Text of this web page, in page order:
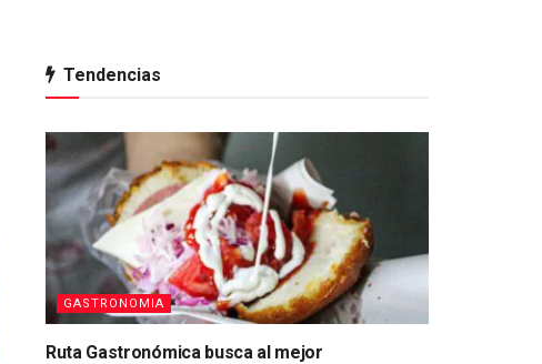
Tendencias
GASTRONOMIA
Ruta Gastronómica busca al mejor